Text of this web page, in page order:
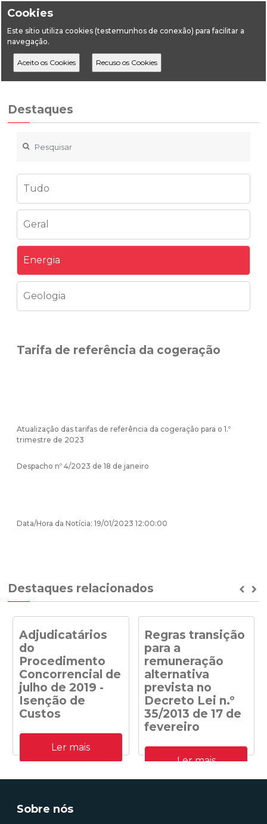
Cookies
Este sítio utiliza cookies (testemunhos de conexão) para facilitar a
navegação.
HomeDestaques Energia Tarifa de referência da cogeração (1)
Destaques
Tudo
Geral
Energia
Geologia
Tarifa de referência da cogeração
Atualização das tarifas de referência da cogeração para o 1.º
trimestre de 2023
Despacho nº 4/2023 de 18 de janeiro
Data/Hora da Notícia: 19/01/2023 12:00:00
Destaques relacionados
Adjudicatários
do
Procedimento
Concorrencial de
julho de 2019 -
Isenção de
Custos
Adjudicatários do
Procedimento
Concorrencial de julho de
capacidade de receção na
produzida em centrais
solares fotovoltaicas -
Ler mais
Regras transição
para a
remuneração
alternativa
prevista no
Decreto Lei n.º
35/2013 de 17 de
fevereiro
Despacho n.º
41/DGEG/2020: Regras
Ler mais
Sobre nós